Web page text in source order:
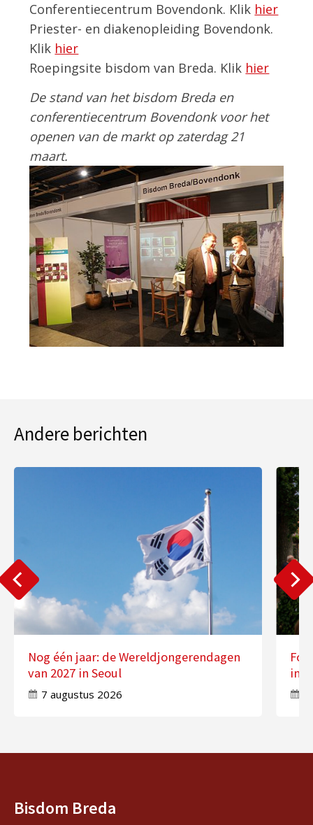
Conferentiecentrum Bovendonk. Klik hier
Priester- en diakenopleiding Bovendonk.
Klik hier
Roepingsite bisdom van Breda. Klik hier
De stand van het bisdom Breda en
conferentiecentrum Bovendonk voor het
openen van de markt op zaterdag 21
maart.
Andere berichten
Nog één jaar: de Wereldjongerendagen
van 2027 in Seoul
7 augustus 2026
in
Bisdom Breda